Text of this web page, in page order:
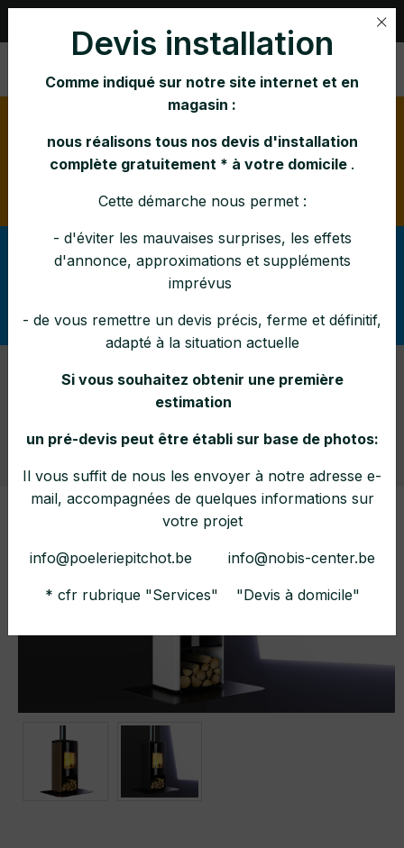
lundi mardi mercredi vendredi : 10h-
16h jeudi : 10h-12h 14h-16h samedi : 10h-15h
Pendant la canicule : fermé à 14h en semaine et le
Afin d'éviter tout malentendu lors de vos demandes,
pouvez-voussvp vérifier(dans la rubrique Services
: SAV, entretiens, pose)ce que nous réalisons (ou
pas) comme interventions et dans quelle zone.
Nobis - Zenith 660
Home Collections Poêles à bois
Devis installation
Comme indiqué sur notre site internet et en
magasin :
nous réalisons tous nos devis d'installation
complète gratuitement * à votre domicile .
Cette démarche nous permet :
- d'éviter les mauvaises surprises, les effets
d'annonce, approximations et suppléments
imprévus
- de vous remettre un devis précis, ferme et définitif,
adapté à la situation actuelle
Si vous souhaitez obtenir une première
estimation
un pré-devis peut être établi sur base de photos:
Il vous suffit de nous les envoyer à notre adresse e-
mail, accompagnées de quelques informations sur
votre projet
info@poeleriepitchot.be info@nobis-center.be
* cfr rubrique "Services" "Devis à domicile"